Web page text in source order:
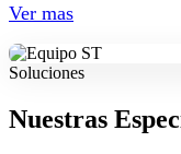
Ver mas
Soluciones
Nuestras